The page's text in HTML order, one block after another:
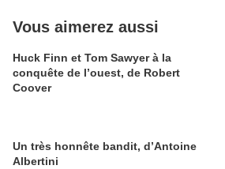
Vous aimerez aussi
Huck Finn et Tom Sawyer à la
conquête de l’ouest, de Robert
Coover
Un très honnête bandit, d’Antoine
Albertini